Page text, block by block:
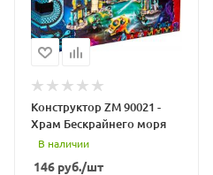
Конструктор ZM 90021 -
Храм Бескрайнего моря
В наличии
146 руб./шт